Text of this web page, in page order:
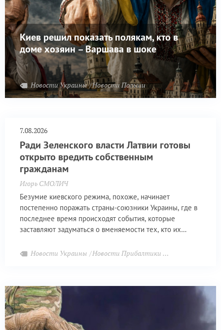
Киев решил показать полякам, кто в
доме хозяин – Варшава в шоке
Новости Украины Новости Польши
7.08.2026
Ради Зеленского власти Латвии готовы
открыто вредить собственным
гражданам
Игорь СМОЛИЧ
Безумие киевского режима, похоже, начинает
постепенно поражать страны-союзники Украины, где в
последнее время происходят события, которые
заставляют задуматься о вменяемости тех, кто их
Новости Украины Новости Прибалтики Новости